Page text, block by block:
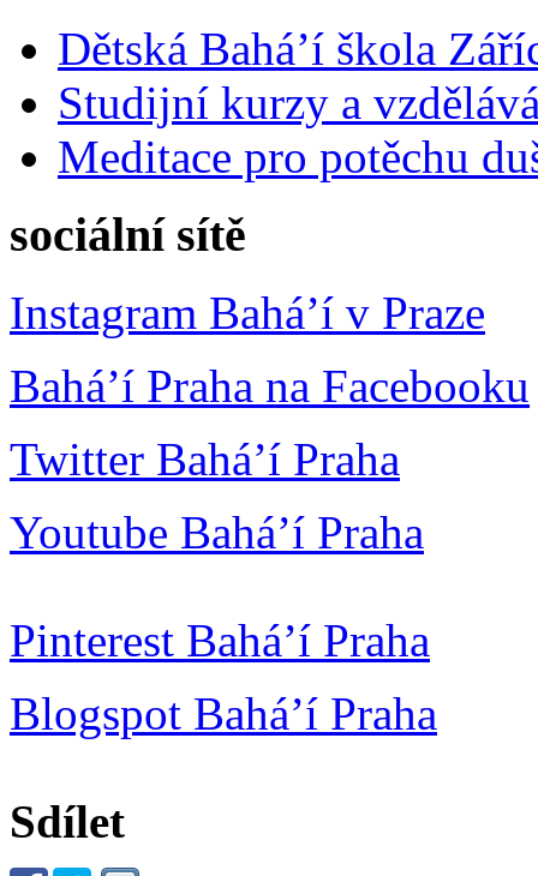
Dětská Bahá’í škola
Studijní kurzy a
Meditace pro potěchu
sociální sítě
Instagram Bahá’í v Praze
Bahá’í Praha na Facebooku
Twitter Bahá’í Praha
Youtube Bahá’í Praha
Pinterest Bahá’í Praha
Blogspot Bahá’í Praha
Sdílet